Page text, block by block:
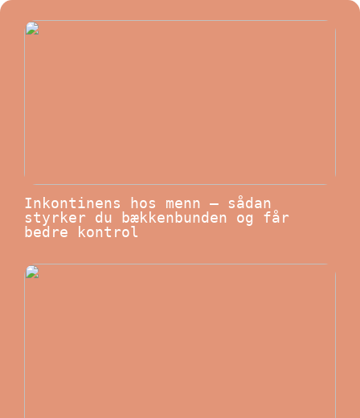
Inkontinens hos menn – sådan
styrker du bækkenbunden og får
bedre kontrol